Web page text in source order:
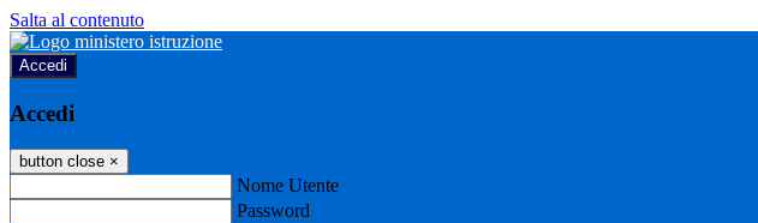
Salta al contenuto
Accedi
Accedi
button close ×
Nome Utente
Password